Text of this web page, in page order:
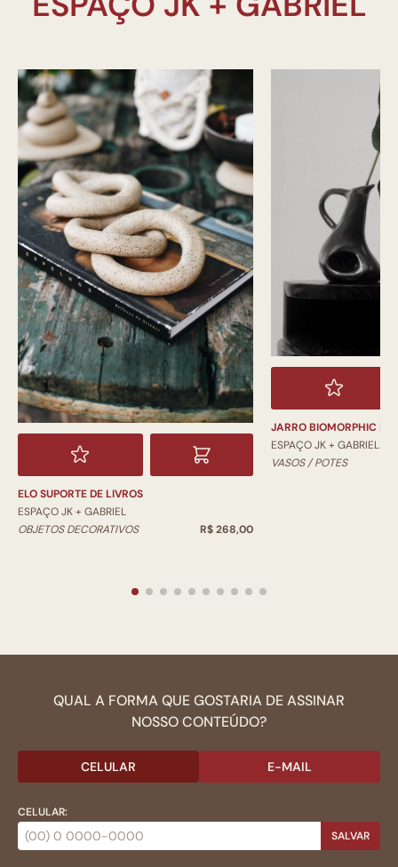
ELO SUPORTE DE LIVROS
ESPAÇO JK + GABRIEL
OBJETOS DECORATIVOS
R$ 268,00
JARRO BIOMORPHIC
ESPAÇO JK + GABRIEL
VASOS / POTES
QUAL A FORMA QUE GOSTARIA DE ASSINAR
NOSSO CONTEÚDO?
CELULAR E-MAIL
CELULAR:
SALVAR